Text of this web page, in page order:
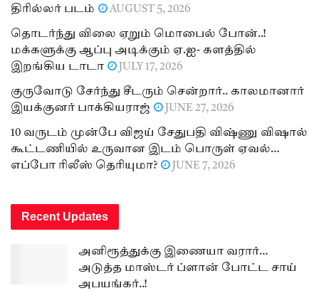
திரில்லர் படம் AUGUST 5, 2026
தொடர்ந்து விலை ஏறும் மொபைல் போன்..!
மக்களுக்கு ஆப்பு அடிக்கும் ஏ.ஐ- களத்தில்
இறங்கிய டாடா
JULY 17, 2026
குருவோடு சேர்ந்து சீடரும் சென்றார்.. காலமானார்
இயக்குனர் பாக்கியராஜ்
JUNE 27, 2026
10 வருடம் முன்பே விஜய் சேதுபதி விஷ்ணு விஷால்
கூட்டணியில் உருவான இடம் பொருள் ஏவல்…
எப்போ ரிலீஸ் தெரியுமா?
JUNE 7, 2026
Recent Updates
அனிரூத்துக்கு இணையா வரார்…
அடுத்த மாஸ்டர் ப்ளான் போட்ட சாய்
அபயங்கர்..!